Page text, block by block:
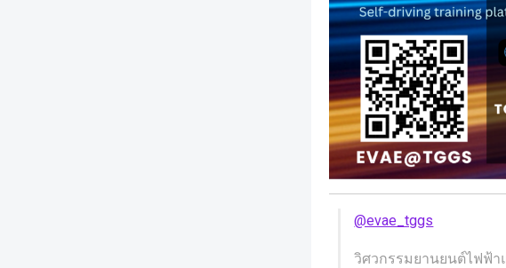
@evae_tggs
วิศวกรรมยานยนต์ไฟฟ้